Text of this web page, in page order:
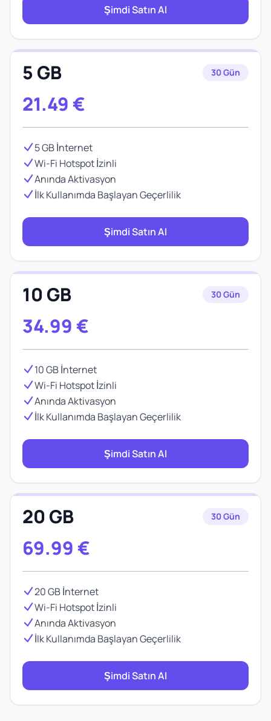
Şimdi Satın Al
5 GB 30 Gün
21.49 €
5 GB İnternet
Wi-Fi Hotspot İzinli
Anında Aktivasyon
İlk Kullanımda Başlayan Geçerlilik
Şimdi Satın Al
10 GB 30 Gün
34.99 €
10 GB İnternet
Wi-Fi Hotspot İzinli
Anında Aktivasyon
İlk Kullanımda Başlayan Geçerlilik
Şimdi Satın Al
20 GB 30 Gün
69.99 €
20 GB İnternet
Wi-Fi Hotspot İzinli
Anında Aktivasyon
İlk Kullanımda Başlayan Geçerlilik
Şimdi Satın Al